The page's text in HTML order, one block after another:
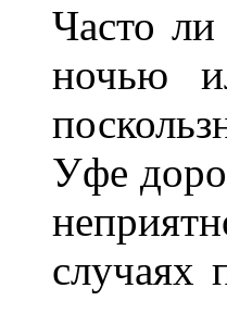
Часто
ночью
Уфе
случаях